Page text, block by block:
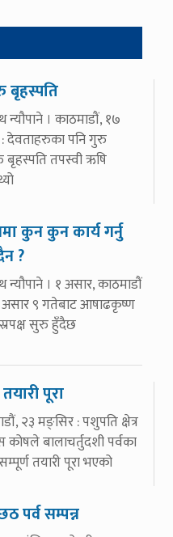
बृहस्पति
न्यौपाने । काठमाडौं, १७
देवताहरुका पनि गुरु
तपस्वी ऋषि
कुन कुन कार्य गर्नु
?
न्यौपाने । १ असार, काठमाडौं
असार ९ गतेबाट आषाढकृष्ण
सुरु हुँदैछ
पूरा
२३ मङ्सिर : पशुपति क्षेत्र
कोषले बालाचर्तुदशी पर्वका
तयारी पूरा भएको
पर्व सम्पन्न